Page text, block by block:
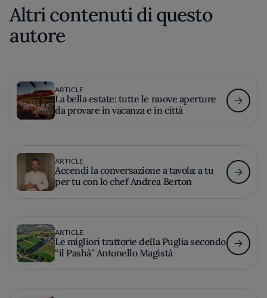
Altri contenuti di questo
autore
ARTICLE
La bella estate: tutte le nuove aperture
da provare in vacanza e in città
ARTICLE
Accendi la conversazione a tavola: a tu
per tu con lo chef Andrea Berton
ARTICLE
Le migliori trattorie della Puglia secondo
“il Pashà” Antonello Magistà